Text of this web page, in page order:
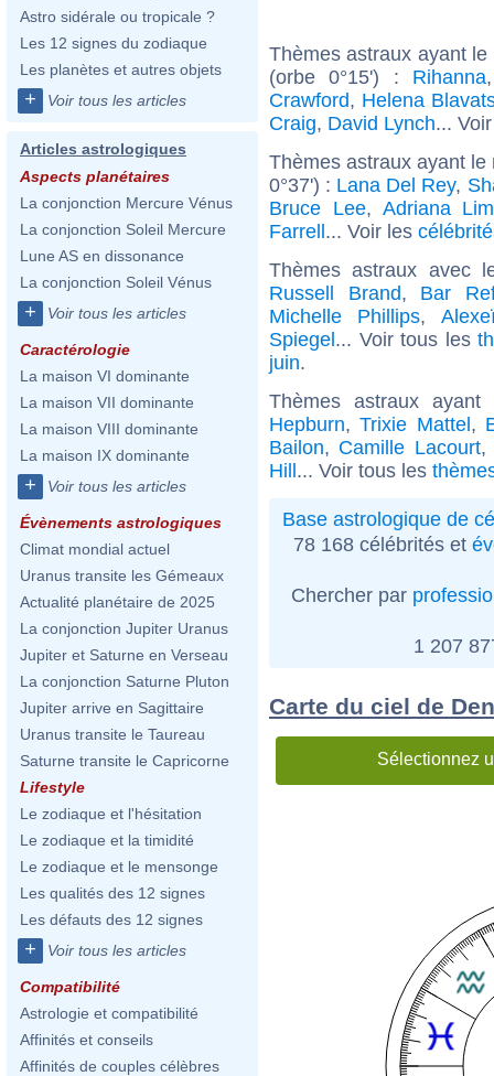
Astro sidérale ou tropicale ?
Les 12 signes du zodiaque
Les planètes et autres objets
+ Voir tous les articles
Articles astrologiques
Aspects planétaires
La conjonction Mercure Vénus
La conjonction Soleil Mercure
Lune AS en dissonance
La conjonction Soleil Vénus
+ Voir tous les articles
Caractérologie
La maison VI dominante
La maison VII dominante
La maison VIII dominante
La maison IX dominante
+ Voir tous les articles
Évènements astrologiques
Climat mondial actuel
Uranus transite les Gémeaux
Actualité planétaire de 2025
La conjonction Jupiter Uranus
Jupiter et Saturne en Verseau
La conjonction Saturne Pluton
Jupiter arrive en Sagittaire
Uranus transite le Taureau
Saturne transite le Capricorne
Lifestyle
Le zodiaque et l'hésitation
Le zodiaque et la timidité
Le zodiaque et le mensonge
Les qualités des 12 signes
Les défauts des 12 signes
+ Voir tous les articles
Compatibilité
Astrologie et compatibilité
Affinités et conseils
Affinités de couples célèbres
Thèmes astraux ayant
(orbe 0°15') : Rihanna
Crawford, Helena
Craig, David Lynch...
Thèmes astraux ayant
0°37') : Lana Del Rey,
Bruce Lee, Adriana
Farrell... Voir les
Thèmes astraux avec
Russell Brand, Bar
Michelle Phillips,
Spiegel... Voir tous les
juin.
Thèmes astraux
Hepburn,Trixie Mattel,
Bailon, Camille Lacourt
Hill... Voir tous les
Base astrologique de
78 168 célébrités et
Chercher par
1 207
Carte du ciel de
Sélectionnez